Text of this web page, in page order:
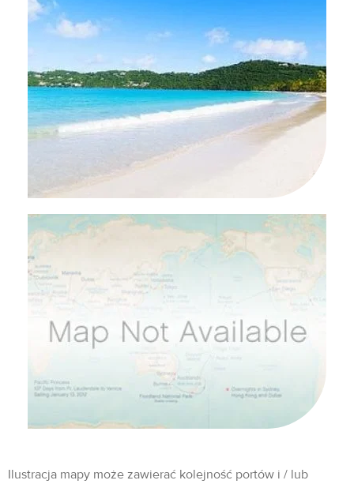
Ilustracja mapy może zawierać kolejność portów i / lub